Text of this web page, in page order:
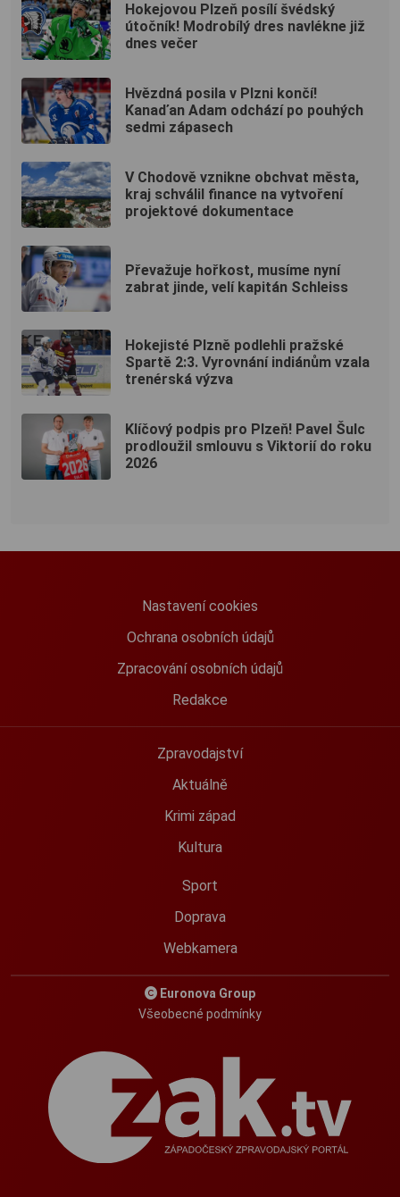
Hokejovou Plzeň posílí švédský
útočník! Modrobílý dres navlékne již
dnes večer
Hvězdná posila v Plzni končí!
Kanaďan Adam odchází po pouhých
sedmi zápasech
V Chodově vznikne obchvat města,
kraj schválil finance na vytvoření
projektové dokumentace
Převažuje hořkost, musíme nyní
zabrat jinde, velí kapitán Schleiss
Hokejisté Plzně podlehli pražské
Spartě 2:3. Vyrovnání indiánům vzala
trenérská výzva
Klíčový podpis pro Plzeň! Pavel Šulc
prodloužil smlouvu s Viktorií do roku
2026
Nastavení cookies
Ochrana osobních údajů
Zpracování osobních údajů
Redakce
Zpravodajství
Aktuálně
Krimi západ
Kultura
Sport
Doprava
Webkamera
Euronova Group
Všeobecné podmínky